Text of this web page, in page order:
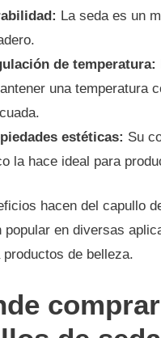
La seda es un
de temperatura:
una temperatura
estéticas: Su
la hace ideal para
hacen del capullo
popular en diversas
productos de belleza.
comprar